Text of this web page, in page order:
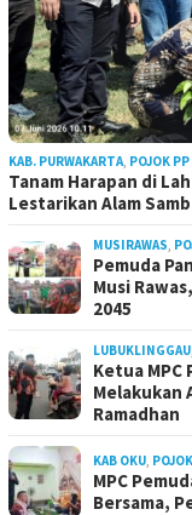
KAB. PURWAKARTA POJOK PP
Tanam Harapan di
Lestarikan Alam
MUSIRAWAS
Pemuda
Musi
2045
LUBUKLINGGAU
Ketua MPC
Melakukan
Ramadhan
KAB OKU
MPC
Bersama,